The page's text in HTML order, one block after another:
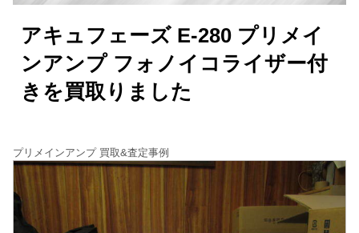
アキュフェーズ E-280 プリメイ
ンアンプ フォノイコライザー付
きを買取りました
プリメインアンプ 買取&査定事例